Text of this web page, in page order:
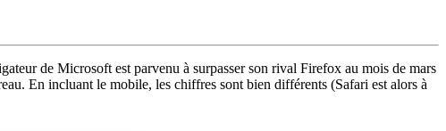
de Microsoft est parvenu à surpasser son rival Firefox au mois de mars
En incluant le mobile, les chiffres sont bien différents (Safari est alors à